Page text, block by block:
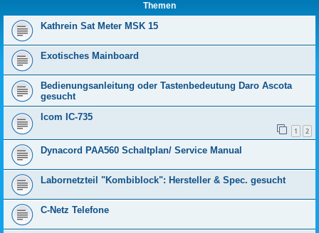
Themen
Kathrein Sat Meter MSK 15
Exotisches Mainboard
Bedienungsanleitung oder Tastenbedeutung Daro Ascota
gesucht
Icom IC-735
1 2
Dynacord PAA560 Schaltplan/ Service Manual
Labornetzteil "Kombiblock": Hersteller & Spec. gesucht
C-Netz Telefone